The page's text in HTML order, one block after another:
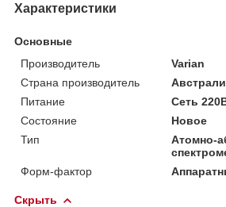
Характеристики
Основные
Производитель
Varian
Страна производитель
Питание
Сеть
Состояние
Новое
Тип
Атомно-
Форм-фактор
Скрыть